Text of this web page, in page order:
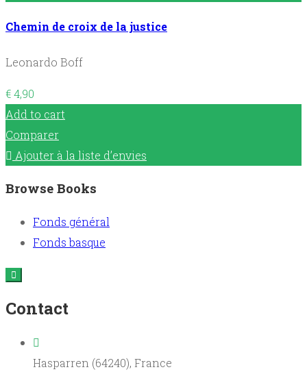
Chemin de croix de la justice
Leonardo Boff
€4,90
Add to cart
Comparer
Ajouter à la liste d’envies
Browse Books
Fonds général
Fonds basque
Contact
Hasparren (64240), France